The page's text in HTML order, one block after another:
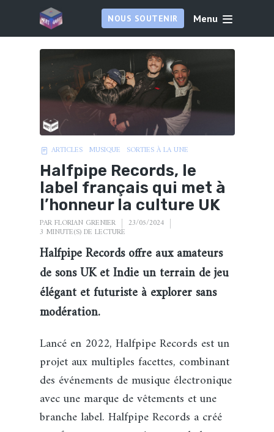
NOUS SOUTENIR Menu
ARTICLES MUSIQUE SORTIES À LA UNE
Halfpipe Records, le
label français qui met à
l’honneur la culture UK
PARFLORIAN GRENIER 23/05/2024
3 MINUTE(S) DE LECTURE
Halfpipe Records offre aux amateurs
de sons UK et Indie un terrain de jeu
élégant et futuriste à explorer sans
modération.
Lancé en 2022, Halfpipe Records est un
projet aux multiples facettes, combinant
des événements de musique électronique
avec une marque de vêtements et une
branche label. Halfpipe Records a créé